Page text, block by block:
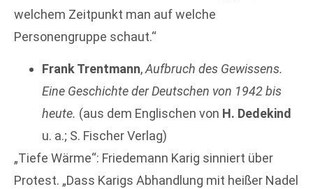
welchem Zeitpunkt man auf welche
Personengruppe schaut.“
Frank Trentmann,Aufbruch des Gewissens.
Eine Geschichte der Deutschen von 1942 bis
heute. (aus dem Englischen von H. Dedekind
u. a.; S. Fischer Verlag)
„Tiefe Wärme“: Friedemann Karig sinniert über
Protest. „Dass Karigs Abhandlung mit heißer Nadel